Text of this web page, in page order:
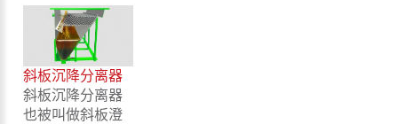
斜板沉降分离器
斜板沉降分离器
也被叫做斜板澄